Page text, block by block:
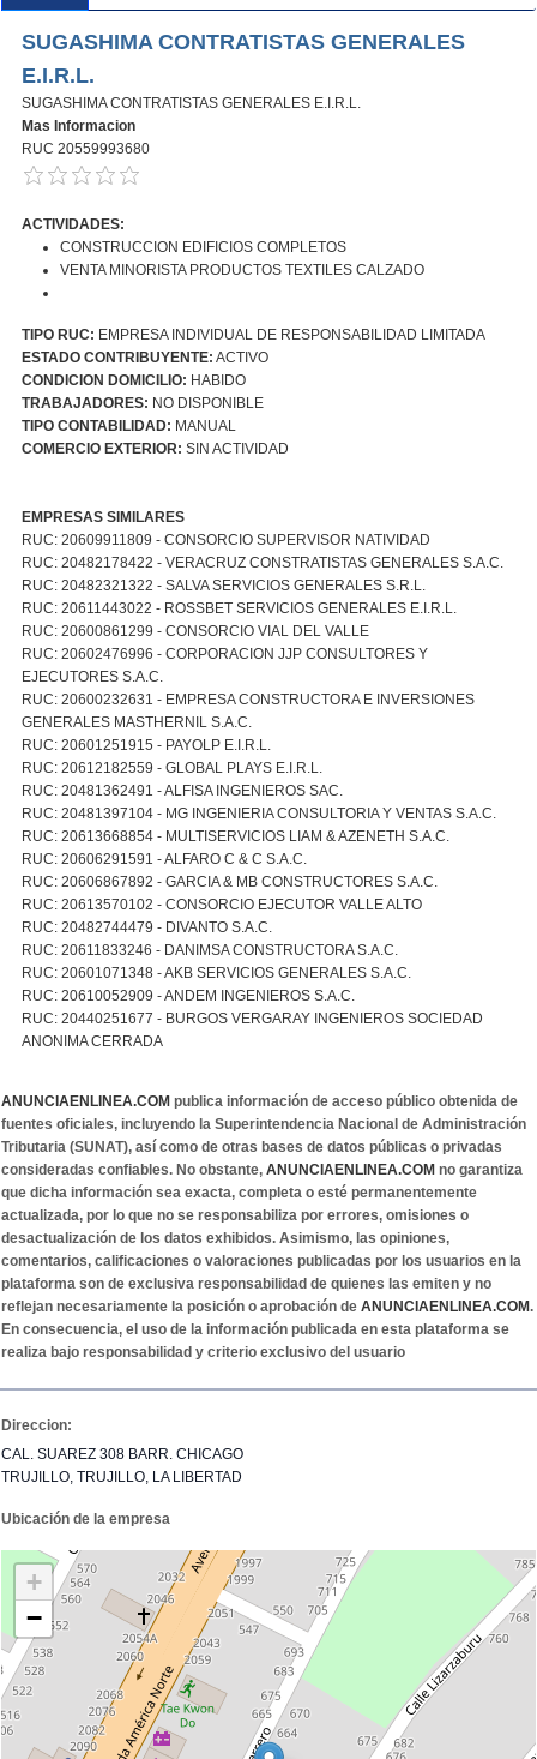
SUGASHIMA CONTRATISTAS GENERALES
E.I.R.L.
SUGASHIMA CONTRATISTAS GENERALES E.I.R.L.
Mas Informacion
RUC 20559993680
ACTIVIDADES:
CONSTRUCCION EDIFICIOS COMPLETOS
VENTA MINORISTA PRODUCTOS TEXTILES CALZADO
TIPO RUC: EMPRESA INDIVIDUAL DE RESPONSABILIDAD LIMITADA
ESTADO CONTRIBUYENTE: ACTIVO
CONDICION DOMICILIO: HABIDO
TRABAJADORES: NO DISPONIBLE
TIPO CONTABILIDAD: MANUAL
COMERCIO EXTERIOR: SIN ACTIVIDAD
EMPRESAS SIMILARES
RUC: 20609911809 - CONSORCIO SUPERVISOR NATIVIDAD
RUC: 20482178422 - VERACRUZ CONSTRATISTAS GENERALES S.A.C.
RUC: 20482321322 - SALVA SERVICIOS GENERALES S.R.L.
RUC: 20611443022 - ROSSBET SERVICIOS GENERALES E.I.R.L.
RUC: 20600861299 - CONSORCIO VIAL DEL VALLE
RUC: 20602476996 - CORPORACION JJP CONSULTORES Y
EJECUTORES S.A.C.
RUC: 20600232631 - EMPRESA CONSTRUCTORA E INVERSIONES
GENERALES MASTHERNIL S.A.C.
RUC: 20601251915 - PAYOLP E.I.R.L.
RUC: 20612182559 - GLOBAL PLAYS E.I.R.L.
RUC: 20481362491 - ALFISA INGENIEROS SAC.
RUC: 20481397104 - MG INGENIERIA CONSULTORIA Y VENTAS S.A.C.
RUC: 20613668854 - MULTISERVICIOS LIAM & AZENETH S.A.C.
RUC: 20606291591 - ALFARO C & C S.A.C.
RUC: 20606867892 - GARCIA & MB CONSTRUCTORES S.A.C.
RUC: 20613570102 - CONSORCIO EJECUTOR VALLE ALTO
RUC: 20482744479 - DIVANTO S.A.C.
RUC: 20611833246 - DANIMSA CONSTRUCTORA S.A.C.
RUC: 20601071348 - AKB SERVICIOS GENERALES S.A.C.
RUC: 20610052909 - ANDEM INGENIEROS S.A.C.
RUC: 20440251677 - BURGOS VERGARAY INGENIEROS SOCIEDAD
ANONIMA CERRADA
ANUNCIAENLINEA.COM publica información de acceso público obtenida de
fuentes oficiales, incluyendo la Superintendencia Nacional de Administración
Tributaria (SUNAT), así como de otras bases de datos públicas o privadas
consideradas confiables. No obstante, ANUNCIAENLINEA.COM no garantiza
que dicha información sea exacta, completa o esté permanentemente
actualizada, por lo que no se responsabiliza por errores, omisiones o
desactualización de los datos exhibidos. Asimismo, las opiniones,
comentarios, calificaciones o valoraciones publicadas por los usuarios en la
plataforma son de exclusiva responsabilidad de quienes las emiten y no
reflejan necesariamente la posición o aprobación de ANUNCIAENLINEA.COM.
En consecuencia, el uso de la información publicada en esta plataforma se
realiza bajo responsabilidad y criterio exclusivo del usuario
Direccion:
CAL. SUAREZ 308 BARR. CHICAGO
TRUJILLO, TRUJILLO, LA LIBERTAD
Ubicación de la empresa
+
−